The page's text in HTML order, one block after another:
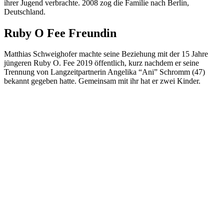
ihrer Jugend verbrachte. 2008 zog die Familie nach Berlin,
Deutschland.
Ruby O Fee Freundin
Matthias Schweighofer machte seine Beziehung mit der 15 Jahre
jüngeren Ruby O. Fee 2019 öffentlich, kurz nachdem er seine
Trennung von Langzeitpartnerin Angelika “Ani” Schromm (47)
bekannt gegeben hatte. Gemeinsam mit ihr hat er zwei Kinder.